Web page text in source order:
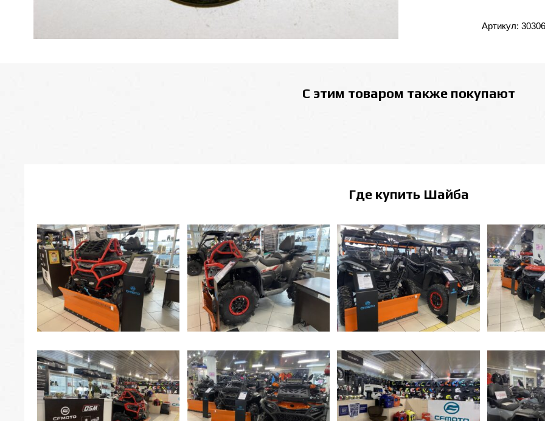
Артикул:
С этим товаром также покупают
Где купить Шайба